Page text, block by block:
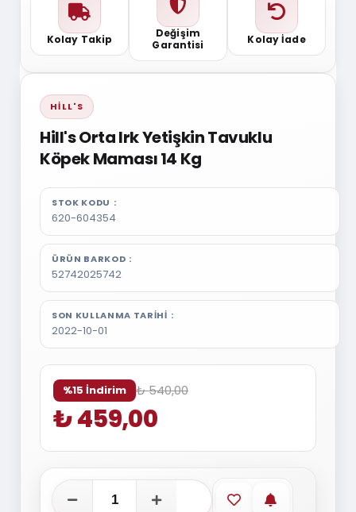
Kolay Takip
Değişim
Garantisi
Kolay İade
HILL'S
Hill's Orta Irk Yetişkin Tavuklu
Köpek Maması 14 Kg
STOK KODU
620-604354
ÜRÜN BARKOD
52742025742
SON KULLANMA TARIHI
2022-10-01
%15 İndirim ₺ 540,00
₺ 459,00
Favorilere ekle
Stoğa